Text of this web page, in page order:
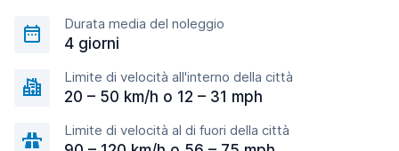
Durata media del noleggio
4 giorni
Limite di velocità all'interno della città
20 – 50 km/h o 12 – 31 mph
Limite di velocità al di fuori della città